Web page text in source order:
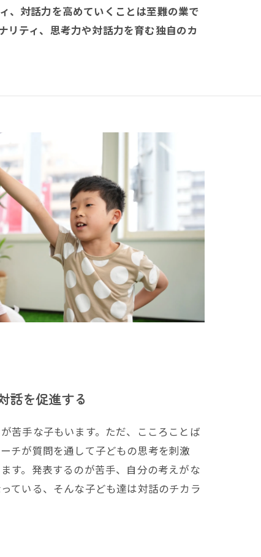
、対話力を高めていくことは至難の業で
リティ、思考力や対話力を育む独自のカ
話を促進する
苦手な子もいます。ただ、こころことば
チが質問を通して子どもの思考を刺激
す。発表するのが苦手、自分の考えがな
ている、そんな子ども達は対話のチカラ